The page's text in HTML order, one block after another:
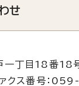
せ
丁目18番18
クス番号：